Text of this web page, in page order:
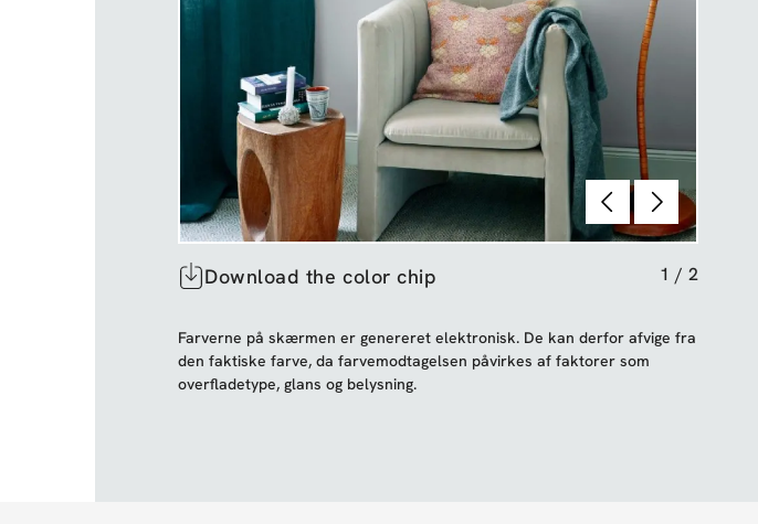
ForrigeNæste
Download the color chip 1 / 2
Farverne på skærmen er genereret elektronisk. De kan derfor afvige fra
den faktiske farve, da farvemodtagelsen påvirkes af faktorer som
overfladetype, glans og belysning.